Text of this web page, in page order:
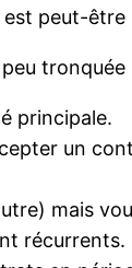
peut-
tronquée
principale.
un
mais
récurrents.